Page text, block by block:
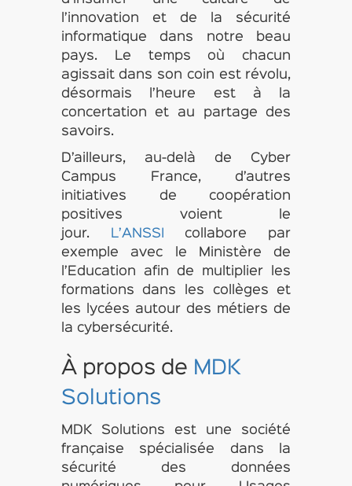
l’innovation et de la sécurité
informatique dans notre beau
pays. Le temps où chacun
agissait dans son coin est révolu,
désormais l’heure est à la
concertation et au partage des
savoirs.
D’ailleurs, au-delà de Cyber
Campus France, d’autres
initiatives de coopération
positives voient le
jour.
L’ANSSI
collabore par
exemple avec le Ministère de
l’Education afin de multiplier les
formations dans les collèges et
les lycées autour des métiers de
la cybersécurité.
À propos de MDK
Solutions
MDK Solutions est une société
française spécialisée dans la
sécurité des données